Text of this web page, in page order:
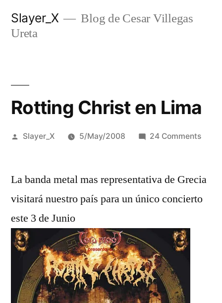
Slayer_X
Blog de Cesar Villegas
Ureta
Rotting Christ en Lima
Posted
Slayer_X 5/May/2008 24 Commentson
en
La banda metal mas representativa de Grecia
visitará nuestro paí­s para un único concierto
este 3 de Junio